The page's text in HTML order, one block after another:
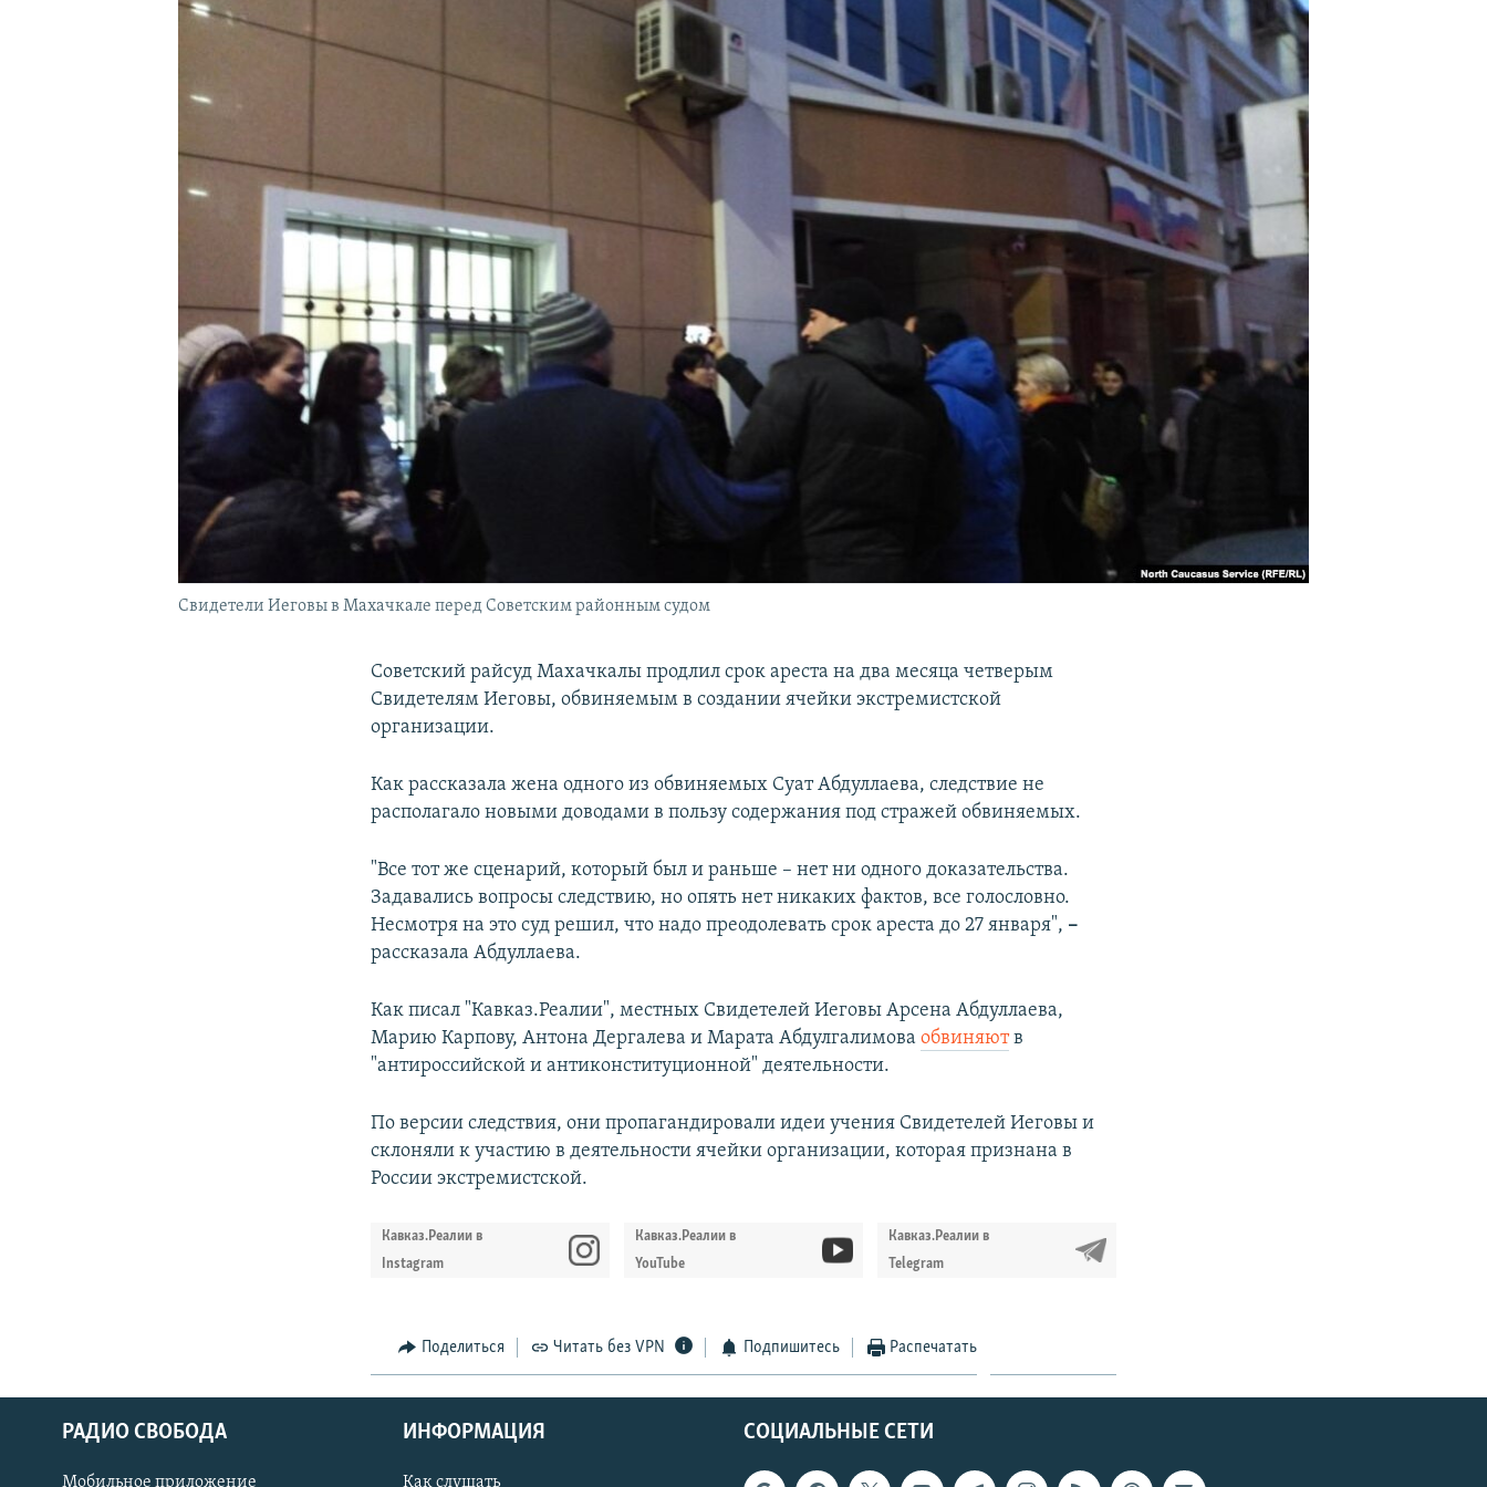
Свидетели Иеговы в Махачкале перед Советским районным судом
Советский райсуд Махачкалы продлил срок ареста на два месяца четверым
Свидетелям Иеговы, обвиняемым в создании ячейки экстремистской
организации.
Как рассказала жена одного из обвиняемых Суат Абдуллаева, следствие не
располагало новыми доводами в пользу содержания под стражей обвиняемых.
"Все тот же сценарий, который был и раньше – нет ни одного доказательства.
Задавались вопросы следствию, но опять нет никаких фактов, все голословно.
Несмотря на это суд решил, что надо преодолевать срок ареста до 27 января", –
рассказала Абдуллаева.
Как писал "Кавказ.Реалии", местных Cвидетелей Иеговы Арсена Абдуллаева,
Марию Карпову, Антона Дергалева и Марата Абдулгалимоваобвиняютв
"антироссийской и антиконституционной" деятельности.
По версии следствия, они пропагандировали идеи учения Свидетелей Иеговы и
склоняли к участию в деятельности ячейки организации, которая признана в
России экстремистской.
Кавказ.Реалии в
Instagram
Кавказ.Реалии в
YouTube
Кавказ.Реалии в
Telegram
Поделиться Читать без VPN Подпишитесь Распечатать
СОЦИАЛЬНЫЕ СЕТИ
РАДИО СВОБОДА
Мобильное приложение
ИНФОРМАЦИЯ
Как слушать